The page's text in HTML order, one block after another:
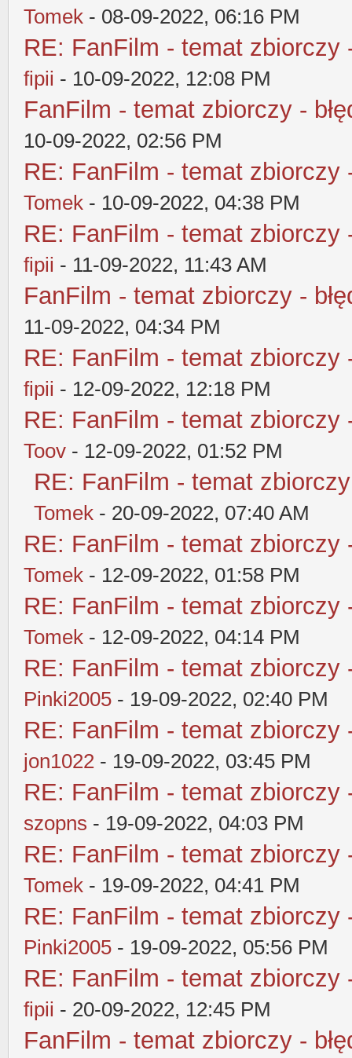
Tomek - 08-09-2022, 06:16 PM
RE: FanFilm - temat zbiorczy
fipii - 10-09-2022, 12:08 PM
FanFilm - temat zbiorczy -
10-09-2022, 02:56 PM
RE: FanFilm - temat zbiorczy
Tomek - 10-09-2022, 04:38 PM
RE: FanFilm - temat zbiorczy
fipii - 11-09-2022, 11:43 AM
FanFilm - temat zbiorczy -
11-09-2022, 04:34 PM
RE: FanFilm - temat zbiorczy
fipii - 12-09-2022, 12:18 PM
RE: FanFilm - temat zbiorczy
Toov - 12-09-2022, 01:52 PM
RE: FanFilm - temat
Tomek - 20-09-2022, 07:40 AM
RE: FanFilm - temat zbiorczy
Tomek - 12-09-2022, 01:58 PM
RE: FanFilm - temat zbiorczy
Tomek - 12-09-2022, 04:14 PM
RE: FanFilm - temat zbiorczy
Pinki2005 - 19-09-2022, 02:40 PM
RE: FanFilm - temat zbiorczy
jon1022 - 19-09-2022, 03:45 PM
RE: FanFilm - temat zbiorczy
szopns - 19-09-2022, 04:03 PM
RE: FanFilm - temat zbiorczy
Tomek - 19-09-2022, 04:41 PM
RE: FanFilm - temat zbiorczy
Pinki2005 - 19-09-2022, 05:56 PM
RE: FanFilm - temat zbiorczy
fipii - 20-09-2022, 12:45 PM
FanFilm - temat zbiorczy -